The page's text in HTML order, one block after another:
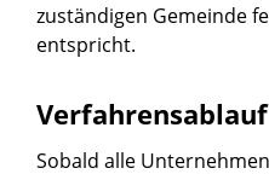
zuständigen Gemeinde
entspricht.
Verfahrensablauf
Sobald alle